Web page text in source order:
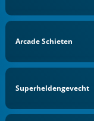
Arcade Schieten
Superheldengevecht